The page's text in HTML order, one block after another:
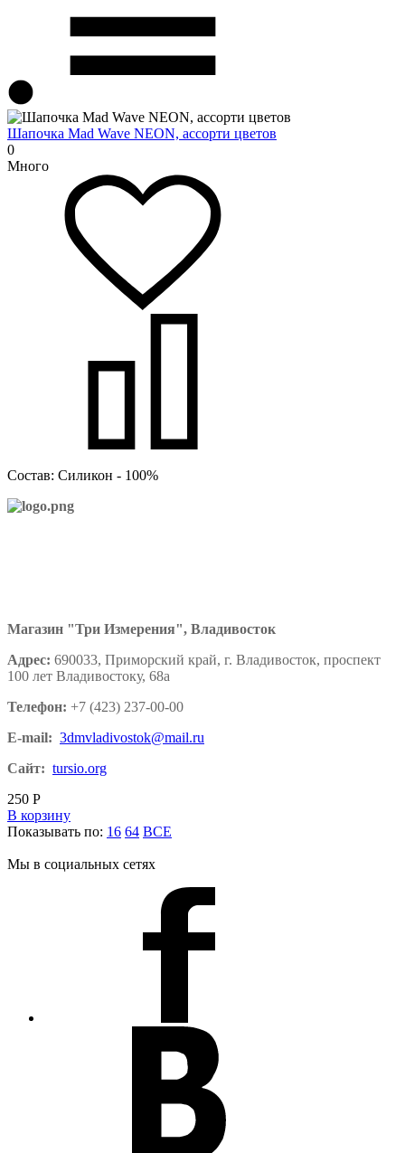
Шапочка Mad Wave NEON, ассорти цветов
0
Много
Состав: Силикон - 100%
Магазин "Три Измерения", Владивосток
Адрес: 690033, Приморский край, г. Владивосток, проспект
100 лет Владивостоку, 68а
Телефон: +7 (423) 237-00-00
E-mail: 3dmvladivostok@mail.ru
Сайт: tursio.org
250 Р
В корзину
Показывать по: 16 64 ВСЕ
Мы в социальных сетях